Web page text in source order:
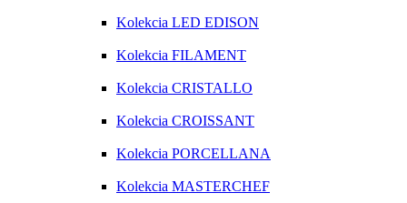
Kolekcia LED EDISON
Kolekcia FILAMENT
Kolekcia CRISTALLO
Kolekcia CROISSANT
Kolekcia PORCELLANA
Kolekcia MASTERCHEF